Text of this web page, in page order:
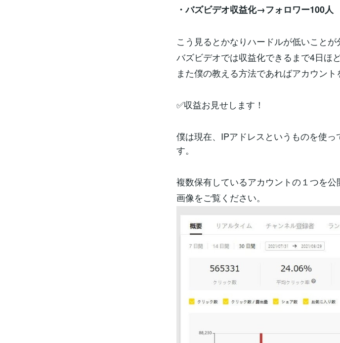
・バズビデオ収益化→フォロワー100人
こう見るとかなりハードルが低いことが
バズビデオでは収益化できるまで4日ほ
また僕の教える方法であればアカウント
✅収益お見せします！
僕は現在、IPアドレスというものを使
す。
複数保有しているアカウントの１つを公
画像をご覧ください。